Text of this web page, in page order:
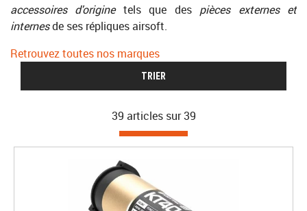
accessoires d'originetels que des pièces externes et
internesde ses répliques airsoft.
Retrouvez toutes nos marques
TRIER
39 articles sur 39